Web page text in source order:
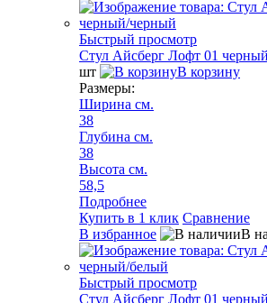
Быстрый просмотр
Стул Айсберг Лофт 01
шт
В корзину
Размеры:
Ширина см.
38
Глубина см.
38
Высота см.
58,5
Подробнее
Купить в 1 клик Сравнение
В избранное
В
Быстрый просмотр
Стул Айсберг Лофт 01